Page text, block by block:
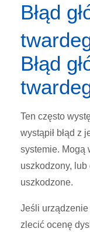
Błąd
Błąd
Ten często
wystąpił błąd z
systemie. Mogą
uszkodzony,
uszkodzone.
Jeśli urządzenie
zlecić ocenę